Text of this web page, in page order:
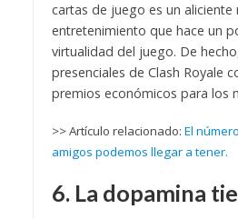
cartas de juego es un aliciente
entretenimiento que hace un
virtualidad del juego. De
presenciales de Clash Royale
premios económicos para los
>> Artículo relacionado: El
amigos podemos llegar a tener.
6. La dopamina